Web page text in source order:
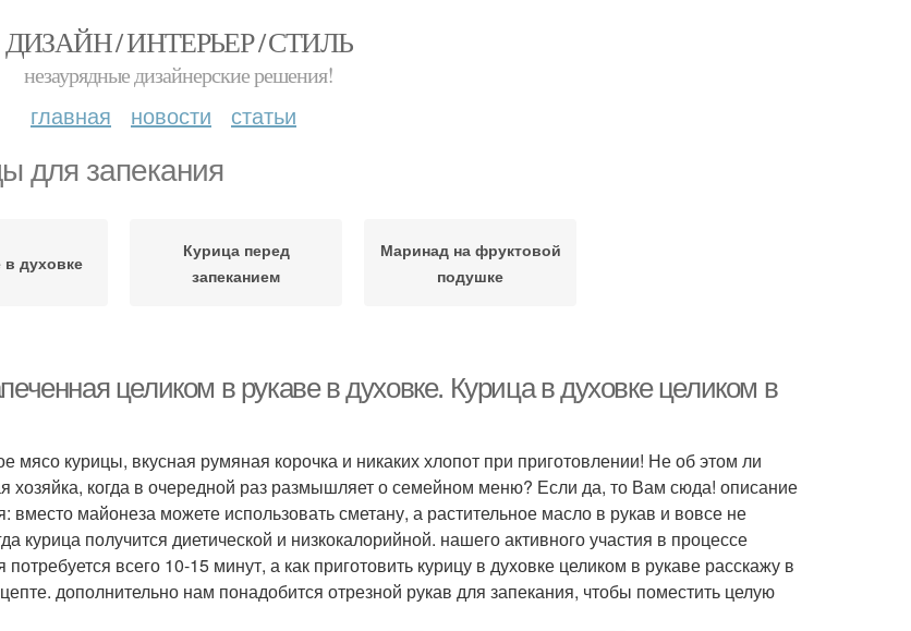
ДИЗАЙН / ИНТЕРЬЕР / СТИЛЬ
незаурядные дизайнерские решения!
главная новости статьи
для запекания
в духовке
Курица перед
запеканием
Маринад на фруктовой
подушке
целиком в рукаве в духовке. Курица в духовке целиком в
мясо курицы, вкусная румяная корочка и никаких хлопот при приготовлении! Не об этом ли
хозяйка, когда в очередной раз размышляет о семейном меню? Если да, то Вам сюда! описание
вместо майонеза можете использовать сметану, а растительное масло в рукав и вовсе не
курица получится диетической и низкокалорийной. нашего активного участия в процессе
потребуется всего 10-15 минут, а как приготовить курицу в духовке целиком в рукаве расскажу в
дополнительно нам понадобится отрезной рукав для запекания, чтобы поместить целую